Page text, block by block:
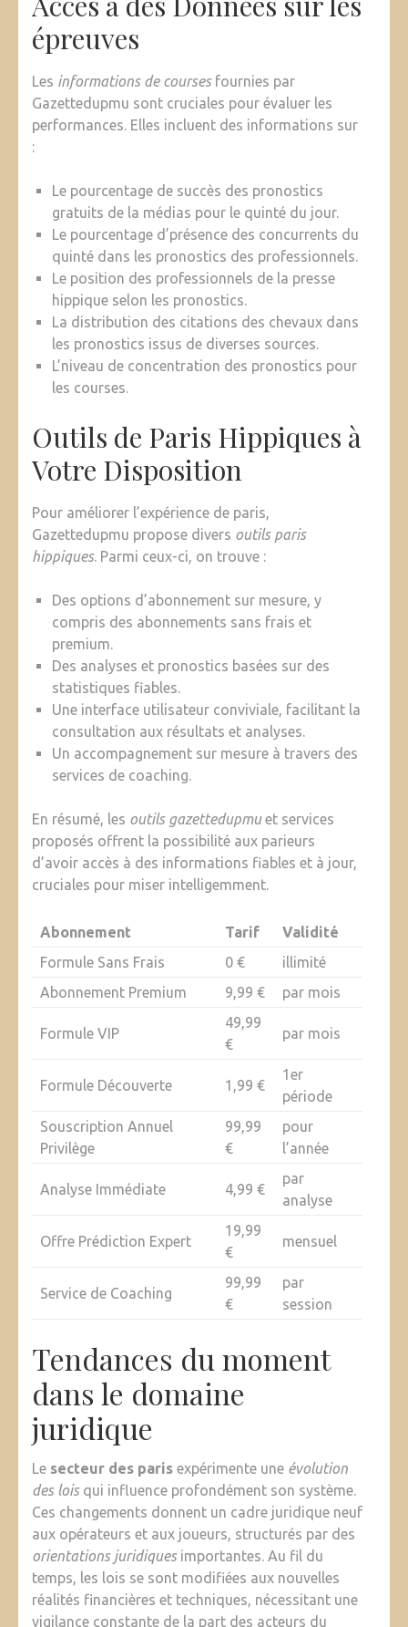
épreuves
Les informations de coursesfournies par
Gazettedupmu sont cruciales pour évaluer les
performances. Elles incluent des informations sur
:
Le pourcentage de succès des pronostics
gratuits de la médias pour le quinté du jour.
Le pourcentage d’présence des concurrents du
quinté dans les pronostics des professionnels.
Le position des professionnels de la presse
hippique selon les pronostics.
La distribution des citations des chevaux dans
les pronostics issus de diverses sources.
L’niveau de concentration des pronostics pour
les courses.
Outils de Paris Hippiques à
Votre Disposition
Pour améliorer l’expérience de paris,
Gazettedupmu propose divers outils paris
hippiques. Parmi ceux-ci, on trouve :
Des options d’abonnement sur mesure, y
compris des abonnements sans frais et
premium.
Des analyses et pronostics basées sur des
statistiques fiables.
Une interface utilisateur conviviale, facilitant la
consultation aux résultats et analyses.
Un accompagnement sur mesure à travers des
services de coaching.
En résumé, les outils gazettedupmuet services
proposés offrent la possibilité aux parieurs
d’avoir accès à des informations fiables et à jour,
cruciales pour miser intelligemment.
Abonnement Tarif
Validité
Formule Sans Frais
0 €
illimité
Abonnement Premium
9,99 € par mois
Formule VIP
49,99
€
par mois
Formule Découverte 1,99 €
1er
période
Souscription Annuel
Privilège
99,99
€
pour
l’année
Analyse Immédiate 4,99 €
par
analyse
Offre Prédiction Expert
19,99
€
mensuel
Service de Coaching
99,99
€
par
session
Tendances du moment
dans le domaine
juridique
Le secteur des paris expérimente une évolution
des loisqui influence profondément son système.
Ces changements donnent un cadre juridique neuf
aux opérateurs et aux joueurs, structurés par des
orientations juridiquesimportantes. Au fil du
temps, les lois se sont modifiées aux nouvelles
réalités financières et techniques, nécessitant une
vigilance constante de la part des acteurs du